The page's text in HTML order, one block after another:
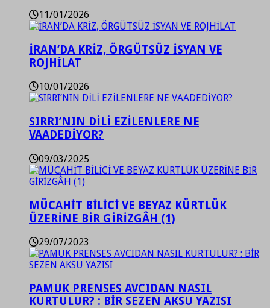
11/01/2026
İRAN’DA KRİZ, ÖRGÜTSÜZ İSYAN VE
ROJHİLAT
10/01/2026
SIRRI’NIN DİLİ EZİLENLERE NE
VAADEDİYOR?
09/03/2025
MÜCAHİT BİLİCİ VE BEYAZ KÜRTLÜK
ÜZERİNE BİR GİRİZGÂH (1)
29/07/2023
PAMUK PRENSES AVCIDAN NASIL
KURTULUR? : BİR SEZEN AKSU YAZISI